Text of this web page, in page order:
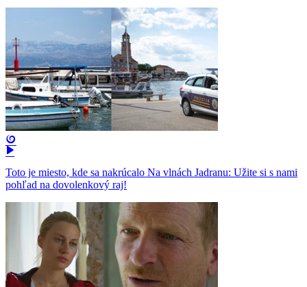
Toto je miesto, kde sa nakrúcalo Na vlnách Jadranu: Užite si s nami
pohľad na dovolenkový raj!